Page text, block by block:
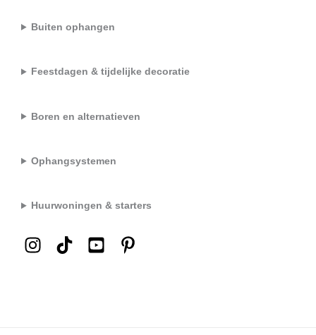
Buiten ophangen
Feestdagen & tijdelijke decoratie
Boren en alternatieven
Ophangsystemen
Huurwoningen & starters